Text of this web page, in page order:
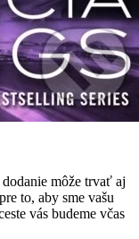
môže trvať aj
to, aby sme vašu
vás budeme včas